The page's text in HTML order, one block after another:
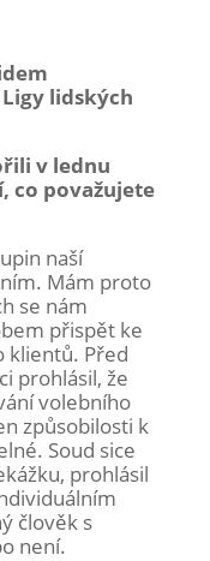
lidských
v lednu
co považujete
naší
Mám proto
se nám
přispět ke
klientů. Před
prohlásil, že
volebního
způsobilosti k
Soud sice
prohlásil
člověk s
není.